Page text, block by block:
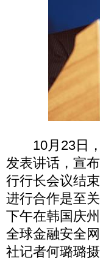
10月23日，
发表讲话，宣
行行长会议结
进行合作是至
下午在韩国庆
全球金融安全
社记者何璐璐摄